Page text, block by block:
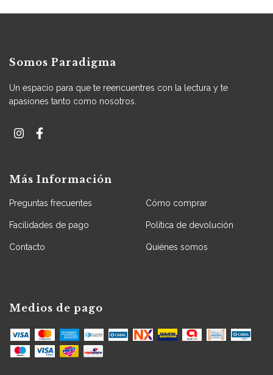
Somos Paradigma
Un espacio para que te reencuentres con la lectura y te
apasiones tanto como nosotros.
Más Información
Preguntas frecuentes Cómo comprar
Facilidades de pago Política de devolución
Contacto Quiénes somos
Medios de pago